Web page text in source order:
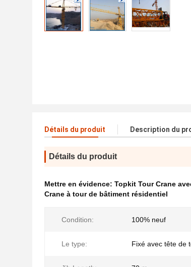
Détails du produit Description du
Détails du produit
Mettre en évidence: Topkit Tour Crane
Crane à tour de bâtiment résidentiel
Condition: 100% neuf
Le type: Fixé avec tête de